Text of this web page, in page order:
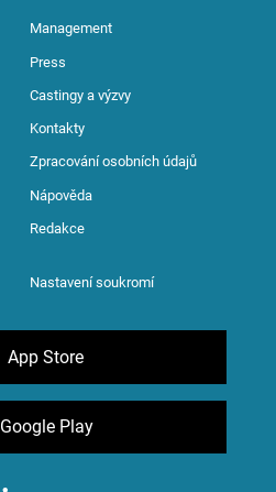
Management
Press
Castingy a výzvy
Kontakty
Zpracování osobních údajů
Nápověda
Redakce
Nastavení soukromí
App Store
Google Play